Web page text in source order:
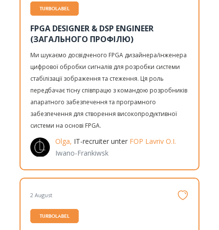
TURBOLABEL
FPGA DESIGNER & DSP ENGINEER
(ЗАГАЛЬНОГО ПРОФІЛЮ)
Ми шукаємо досвідченого FPGA дизайнера/інженера
цифрової обробки сигналів для розробки системи
стабілізації зображення та стеження. Ця роль
передбачає тісну співпрацю з командою розробників
апаратного забезпечення та програмного
забезпечення для створення високопродуктивної
системи на основі FPGA.
Olga, IT-recruiter unter FOP Lavriv O.I.
Iwano-Frankiwsk
2 August
TURBOLABEL